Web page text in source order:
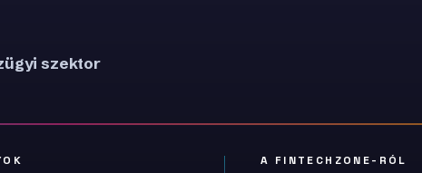
szektor
A FINTECHZONE-RÓL